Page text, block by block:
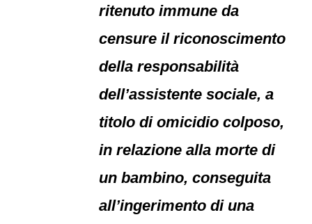
ritenuto immune da
censure il riconoscimento
della responsabilità
dell’assistente sociale, a
titolo di omicidio colposo,
in relazione alla morte di
un bambino, conseguita
all’ingerimento di una